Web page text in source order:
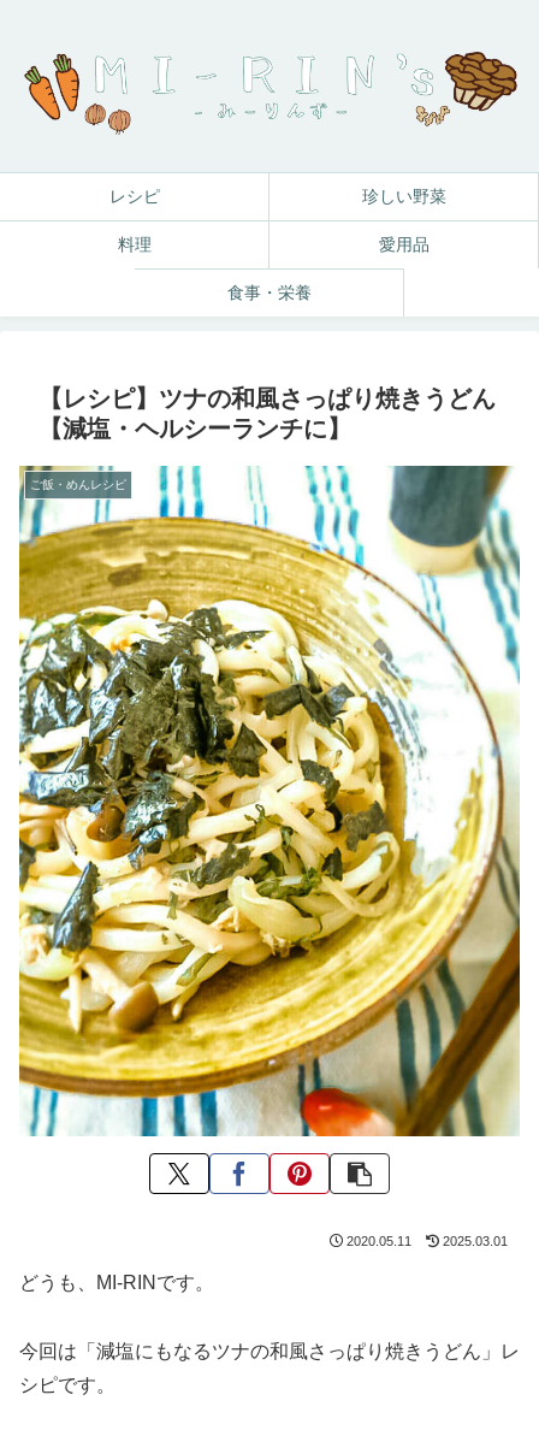
レシピ 珍しい野菜
料理 愛用品
食事・栄養
【レシピ】ツナの和風さっぱり焼きうどん
【減塩・ヘルシーランチに】
ご飯・めんレシピ
2020.05.11 2025.03.01
どうも、MI-RINです。
今回は「減塩にもなるツナの和風さっぱり焼きうどん」レ
シピです。